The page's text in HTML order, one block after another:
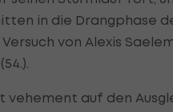
in die Drangphase
von Alexis
auf den